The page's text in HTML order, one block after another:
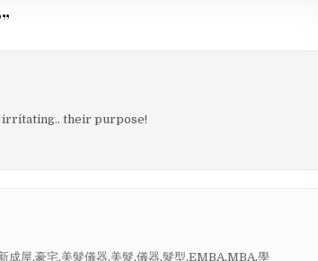
”
irritating.. their purpose!
成屋,豪宅,美髮儀器,美髮,儀器,髮型,EMBA,MBA,學